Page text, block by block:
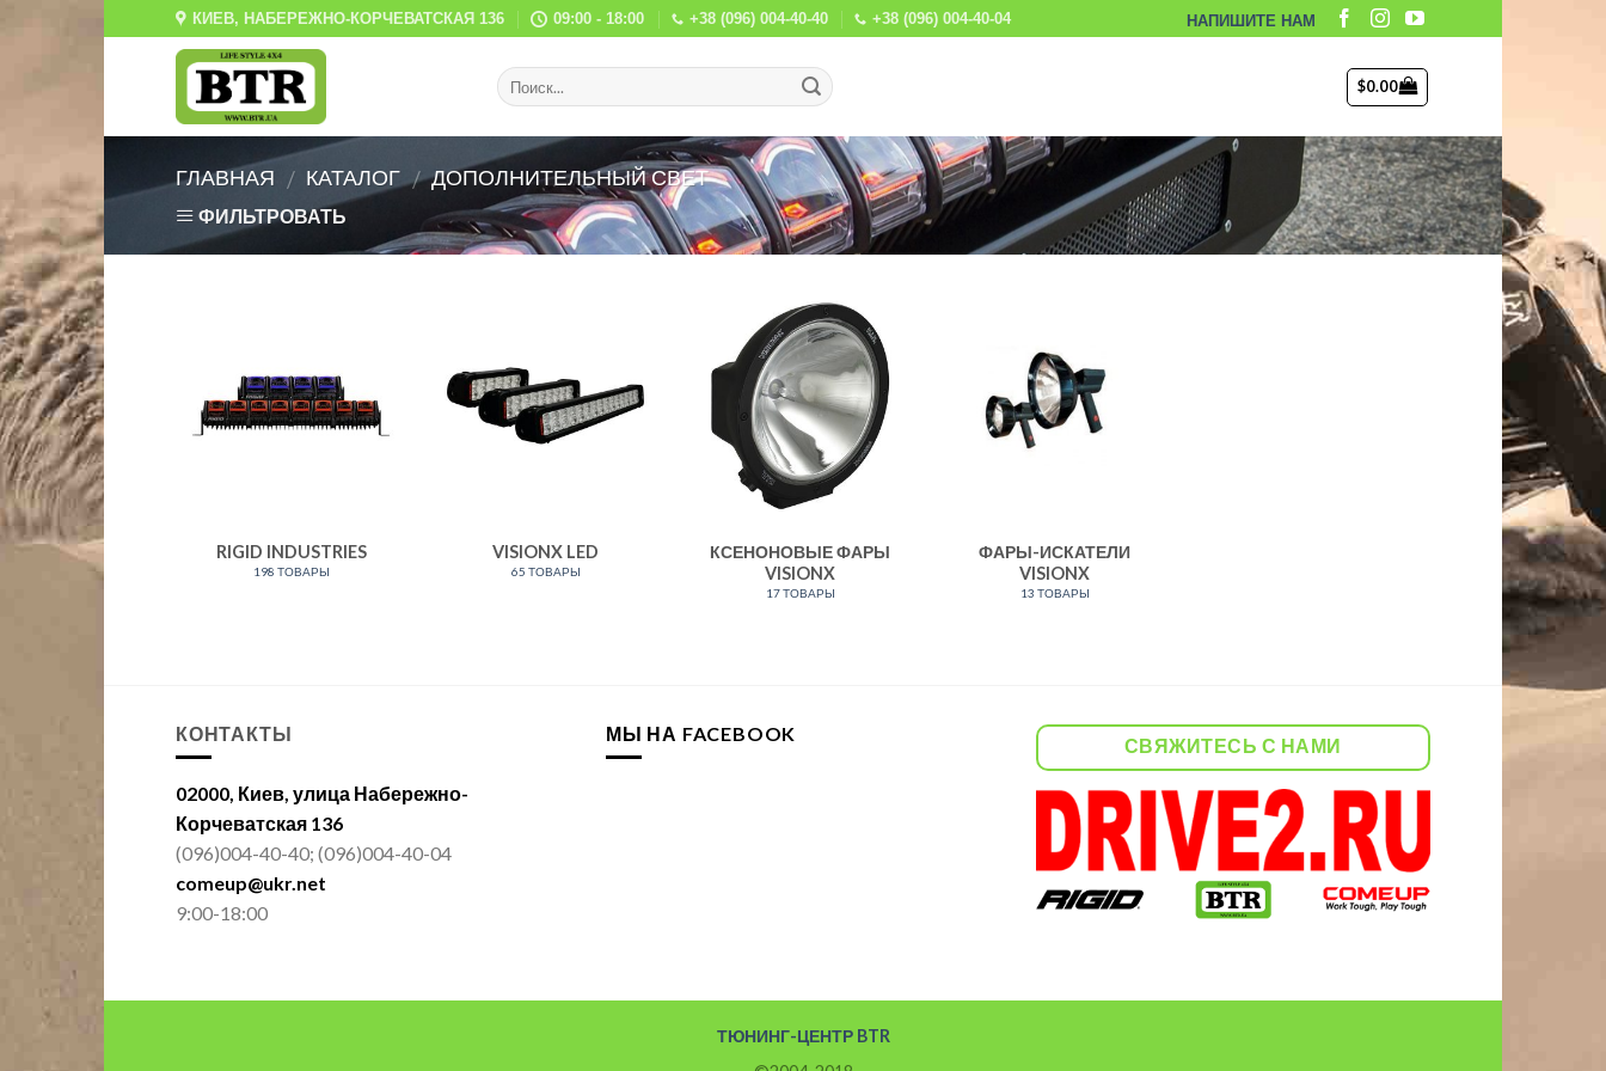
to
КИЕВ, НАБЕРЕЖНО-КОРЧЕВАТСКАЯ 136 09:00 - 18:00 +38 (096) 004-40-40 +38 (096) 004-40-04 НАПИШИТЕ НАМ
$0.00
ГЛАВНАЯ / КАТАЛОГ / ДОПОЛНИТЕЛЬНЫЙ СВЕТ
ФИЛЬТРОВАТЬ
RIGID INDUSTRIES
198 ТОВАРЫ
VISIONX LED
65 ТОВАРЫ
КСЕНОНОВЫЕ ФАРЫ
VISIONX
17 ТОВАРЫ
ФАРЫ-ИСКАТЕЛИ
VISIONX
13 ТОВАРЫ
КОНТАКТЫ
02000, Киев, улица Набережно-
Корчеватская 136
(096)004-40-40; (096)004-40-04
comeup@ukr.net
9:00-18:00
МЫ НА FACEBOOK
СВЯЖИТЕСЬ С НАМИ
ТЮНИНГ-ЦЕНТР BTR